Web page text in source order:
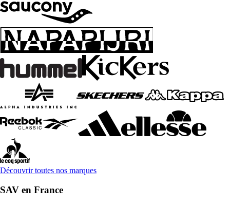
Découvrir toutes nos marques
SAV en France